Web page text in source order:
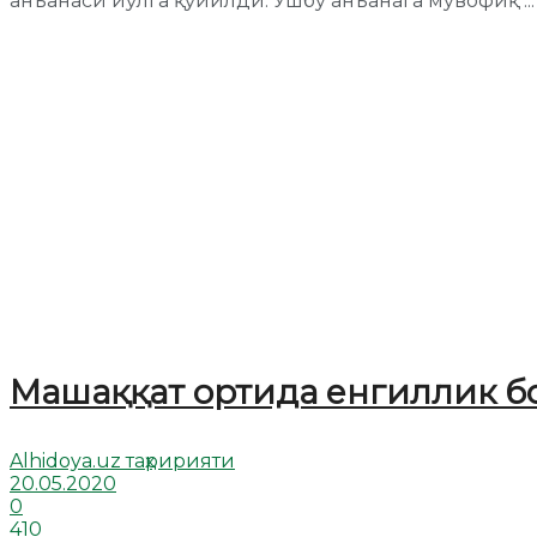
Машаққат ортида енгиллик
Alhidoya.uz таҳририяти
20.05.2020
0
410